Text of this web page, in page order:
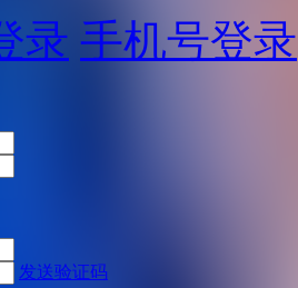
录 手机号登录
发送验证码